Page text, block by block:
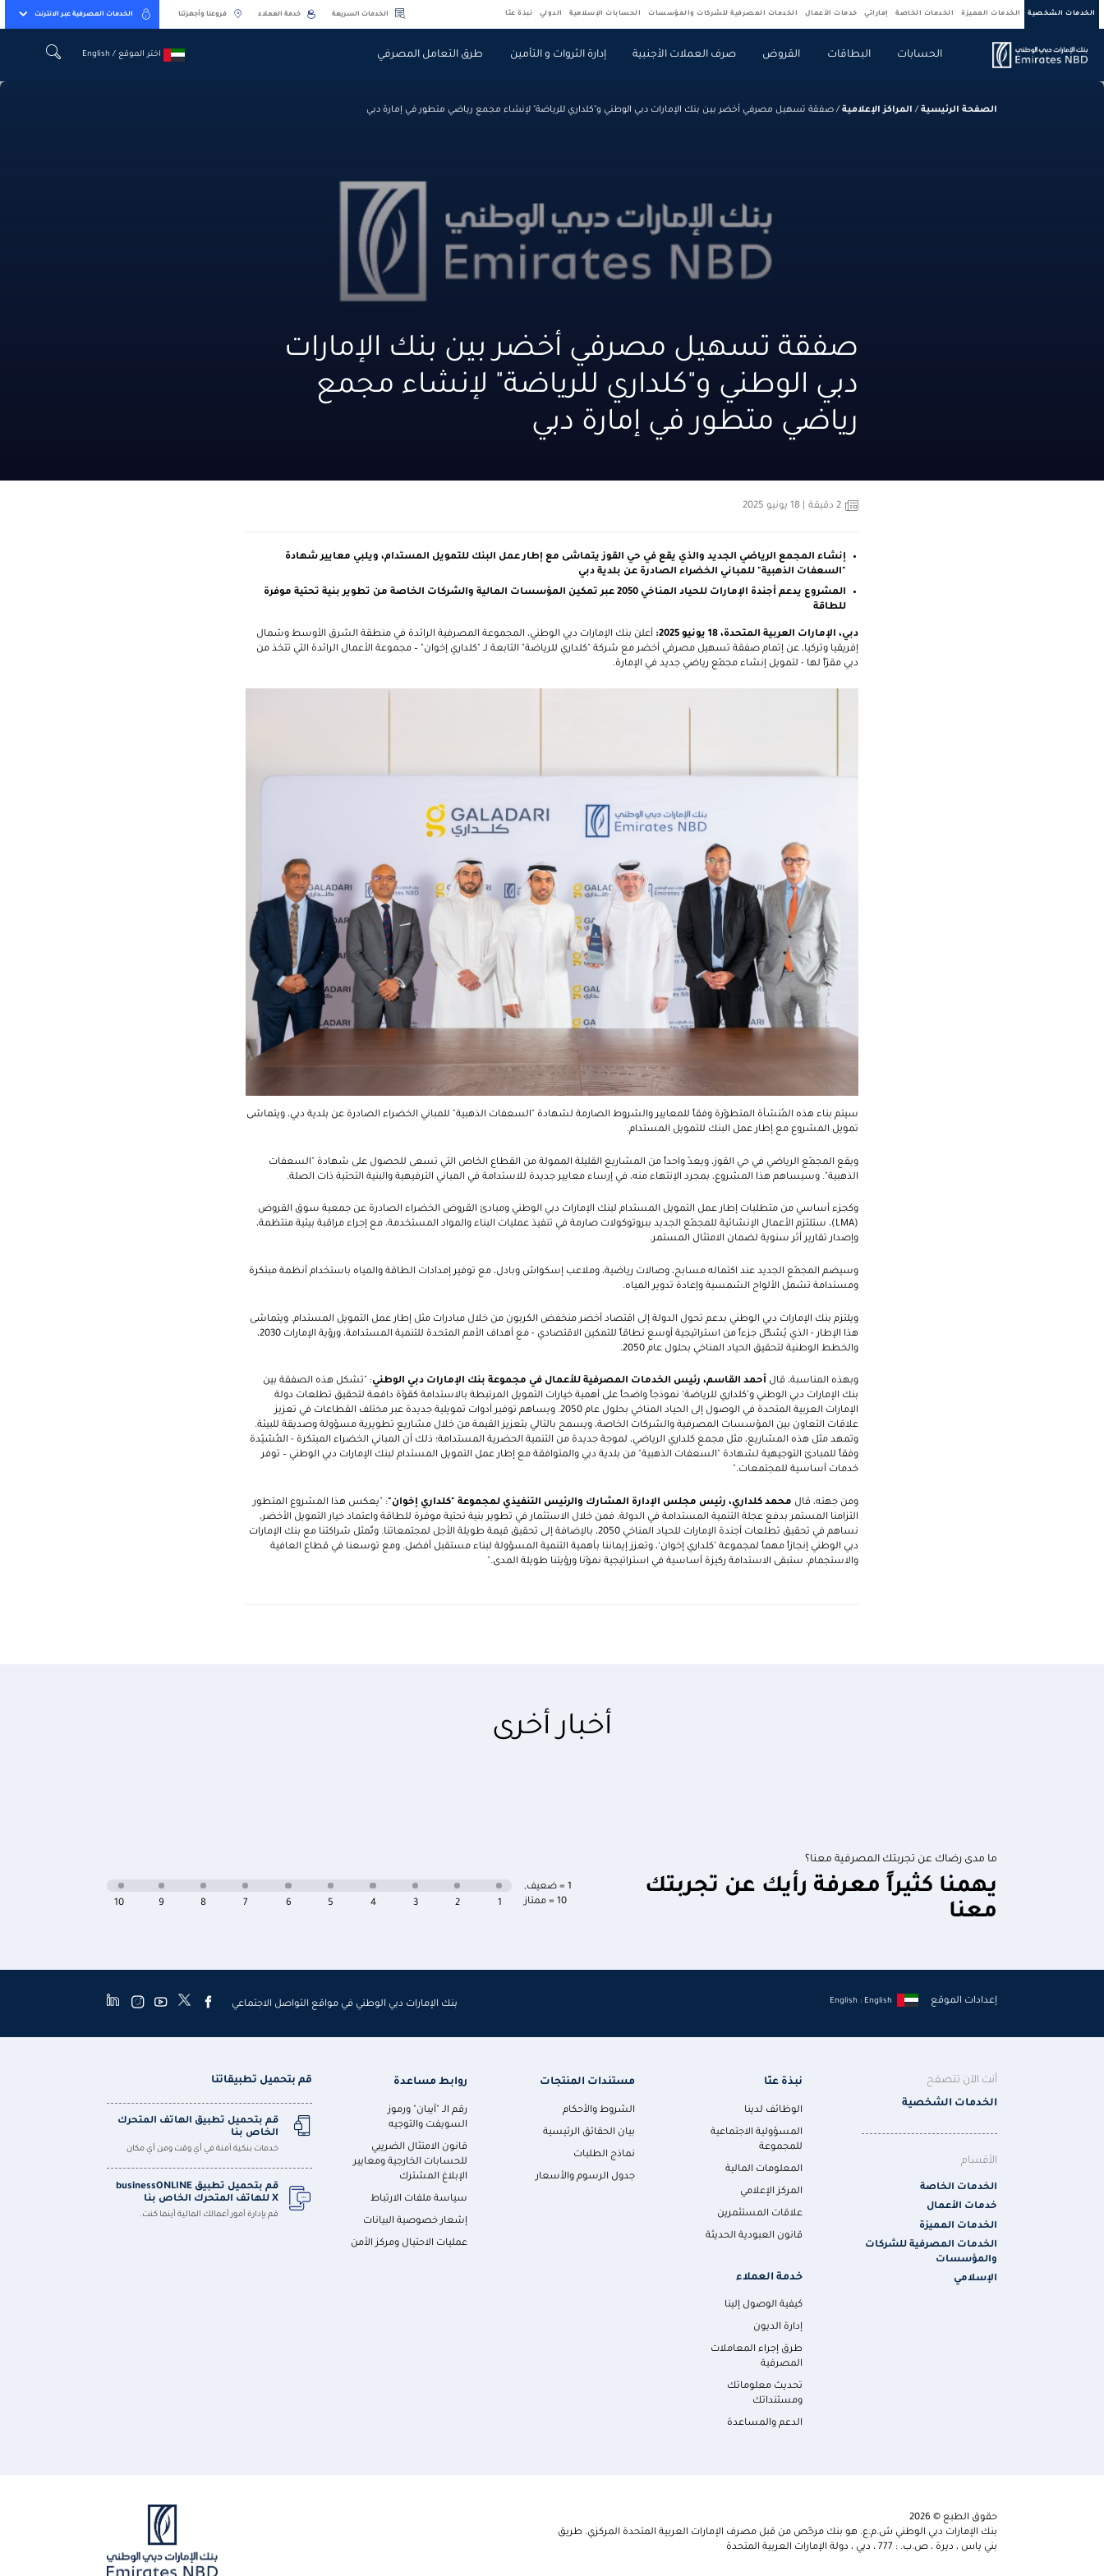
الخدمات الشخصية الخدمات المميزة الخدمات الخاصة إماراتي خدمات الأعمال الخدمات المصرفية للشركات والمؤسسات الحسابات الإسلامية الدولي نبذة عنّا الخدمات السريعة خدمة العملاء فروعنا وأجهزتنا الخدمات المصرفية عبر الانترنت
الحسابات البطاقات القروض صرف العملات الأجنبية إدارة الثروات و التأمين طرق التعامل المصرفي
اختر الموقع / English
اختر الموقع / English
الصفحة الرئيسية / المراكز الإعلامية /صفقة تسهيل مصرفي أخضر بين بنك الإمارات دبي الوطني و"كلداري للرياضة" لإنشاء مجمع رياضي متطور في إمارة دبي
صفقة تسهيل مصرفي أخضر بين بنك الإمارات
دبي الوطني و"كلداري للرياضة" لإنشاء مجمع
رياضي متطور في إمارة دبي
2 دقيقة
إنشاء المجمع الرياضي الجديد والذي يقع في حي القوز يتماشى مع إطار عمل البنك للتمويل المستدام، ويلبي معايير شهادة
"السعفات الذهبية" للمباني الخضراء الصادرة عن بلدية دبي
المشروع يدعم أجندة الإمارات للحياد المناخي 2050 عبر تمكين المؤسسات المالية والشركات الخاصة من تطوير بنية تحتية موفرة
للطاقة
دبي، الإمارات العربية المتحدة،18 يونيو 2025: أعلن بنك الإمارات دبي الوطني، المجموعة المصرفية الرائدة في منطقة الشرق الأوسط وشمال
إفريقيا وتركيا، عن إتمام صفقة تسهيل مصرفي أخضر مع شركة "كلداري للرياضة" التابعة لـ "كلداري إخوان" – مجموعة الأعمال الرائدة التي تتخذ من
دبي مقرّاً لها - لتمويل إنشاء مجمّع رياضي جديد في الإمارة.
سيتم بناء هذه المُنشأة المتطوّرة وفقاً للمعايير والشروط الصارمة لشهادة "السعفات الذهبية" للمباني الخضراء الصادرة عن بلدية دبي، ويتماشى
تمويل المشروع مع إطار عمل البنك للتمويل المستدام.
ويقع المجمّع الرياضي في حي القوز، ويعدّ واحداً من المشاريع القليلة الممولة من القطاع الخاص التي تسعى للحصول على شهادة "السعفات
الذهبية". وسيساهم هذا المشروع، بمجرد الإنتهاء منه، في إرساء معايير جديدة للاستدامة في المباني الترفيهية والبنية التحتية ذات الصلة.
وكجزء أساسي من متطلبات إطار عمل التمويل المستدام لبنك الإمارات دبي الوطني ومبادئ القروض الخضراء الصادرة عن جمعية سوق القروض
(
LMA)، ستلتزم الأعمال الإنشائية للمجمّع الجديد ببروتوكولات صارمة في تنفيذ عمليات البناء والمواد المستخدمة، مع إجراء مراقبة بيئية منتظمة،
وإصدار تقارير أثر سنوية لضمان الامتثال المستمر.
وسيضم المجمّع الجديد عند اكتماله مسابح، وصالات رياضية، وملاعب إسكواش وبادل، مع توفير إمدادات الطاقة والمياه باستخدام أنظمة مبتكرة
ومستدامة تشمل الألواح الشمسية وإعادة تدوير المياه.
ويلتزم بنك الإمارات دبي الوطني بدعم تحول الدولة إلى اقتصاد أخضر منخفض الكربون من خلال مبادرات مثل إطار عمل التمويل المستدام. ويتماشى
هذا الإطار - الذي يُشكّل جزءاً من استراتيجية أوسع نطاقاً للتمكين الاقتصادي - مع أهداف الأمم المتحدة للتنمية المستدامة، ورؤية الإمارات 2030،
والخطط الوطنية لتحقيق الحياد المناخي بحلول عام 2050.
وبهذه المناسبة، قال أحمد القاسم، رئيس الخدمات المصرفية للأعمال في مجموعة بنك الإمارات دبي الوطني: "تشكل هذه الصفقة بين
بنك الإمارات دبي الوطني و’كلداري للرياضة‘ نموذجاً واضحاً على أهمية خيارات التمويل المرتبطة بالاستدامة كقوّة دافعة لتحقيق تطلعات دولة
الإمارات العربية المتحدة في الوصول إلى الحياد المناخي بحلول عام 2050. ويساهم توفير أدوات تمويلية جديدة عبر مختلف القطاعات في تعزيز
علاقات التعاون بين المؤسسات المصرفية والشركات الخاصة، ويسمح بالتالي بتعزيز القيمة من خلال مشاريع تطويرية مسؤولة وصديقة للبيئة.
وتمهد مثل هذه المشاريع، مثل مجمع كلداري الرياضي، لموجة جديدة من التنمية الحضرية المستدامة؛ ذلك أن المباني الخضراء المبتكرة - المُشيّدة
وفقاً للمبادئ التوجيهية لشهادة "السعفات الذهبية" من بلدية دبي والمتوافقة مع إطار عمل التمويل المستدام لبنك الإمارات دبي الوطني – توفر
خدمات أساسية للمجتمعات."
ومن جهته، قال محمد كلداري، رئيس مجلس الإدارة المشارك والرئيس التنفيذي لمجموعة "كلداري إخوان": "يعكس هذا المشروع المتطور
التزامنا المستمر بدفع عجلة التنمية المستدامة في الدولة. فمن خلال الاستثمار في تطوير بنية تحتية موفرة للطاقة واعتماد خيار التمويل الأخضر،
نساهم في تحقيق تطلعات أجندة الإمارات للحياد المناخي 2050، بالإضافة إلى تحقيق قيمة طويلة الأجل لمجتمعاتنا. وتُمثل شراكتنا مع بنك الإمارات
دبي الوطني إنجازاً مهماً لمجموعة ’كلداري إخوان‘، وتعزز إيماننا بأهمية التنمية المسؤولة لبناء مستقبل أفضل. ومع توسعنا في قطاع العافية
والاستجمام، ستبقى الاستدامة ركيزة أساسية في استراتيجية نموّنا ورؤيتنا طويلة المدى."
أخبار أخرى
ما مدى رضاك عن تجربتك المصرفية معنا؟
يهمنا كثيراً معرفة رأيك عن تجربتك
معنا
1 = ضعيف
,
10 = ممتاز
10 9 8 7 6 5 4 3 2 1
إعدادات الموقع English : English بنك الإمارات دبي الوطني في مواقع التواصل الاجتماعي
أنت الآن تتصفح
الخدمات الشخصية
الأقسام
الخدمات الخاصة
خدمات الأعمال
الخدمات المميزة
الخدمات المصرفية للشركات
والمؤسسات
الإسلامي
نبذة عنّا
الوظائف لدينا
المسؤولية الاجتماعية
للمجموعة
المعلومات المالية
المركز الإعلامي
علاقات المستثمرين
قانون العبودية الحديثة
مستندات المنتجات
الشروط والأحكام
بيان الحقائق الرئيسية
نماذج الطلبات
جدول الرسوم والأسعار
روابط مساعدة
رقم الـ "آيبان" ورموز
السويفت والتوجيه
قانون الامتثال الضريبي
للحسابات الخارجية ومعايير
الإبلاغ المشترك
سياسة ملفات الارتباط
إشعار خصوصية البيانات
عمليات الاحتيال ومركز الأمن
خدمة العملاء
كيفية الوصول إلينا
إدارة الديون
طرق إجراء المعاملات
المصرفية
تحديث معلوماتك
ومستنداتك
الدعم والمساعدة
قم بتحميل تطبيقاتنا
قم بتحميل تطبيق الهاتف المتحرك
الخاص بنا
خدمات بنكية آمنة في أي وقت ومن أي مكان
قم بتحميل تطبيق businessONLINE
X للهاتف المتحرك الخاص بنا
قم بإدارة أمور أعمالك المالية أينما كنت.
حقوق الطبع © 2026
بنك الإمارات دبي الوطني ش.م.ع. هو بنك مرخّص من قبل مصرف الإمارات العربية المتحدة المركزي. طريق
بني ياس ، ديرة ، ص.ب. : 777 ، دبي ، دولة الإمارات العربية المتحدة